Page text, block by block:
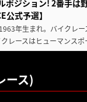
ポジション! 2番手は
公式予選】
年生まれ。バイクレ
レースはヒューマンス
ース)